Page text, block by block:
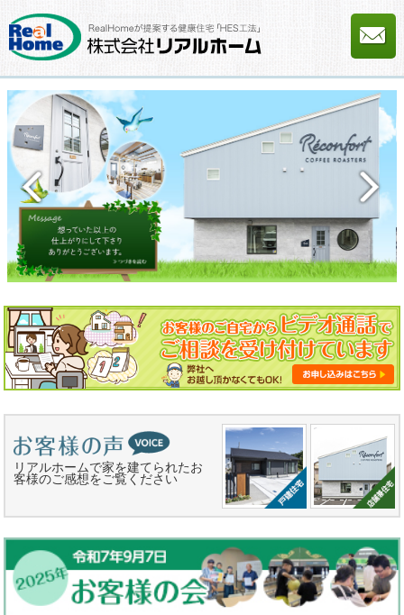
リアルホームで家を建てられたお
客様のご感想をご覧ください